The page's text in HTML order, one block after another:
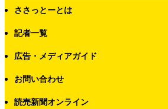
ささっとーとは
記者一覧
広告・メディアガイド
お問い合わせ
読売新聞オンライン